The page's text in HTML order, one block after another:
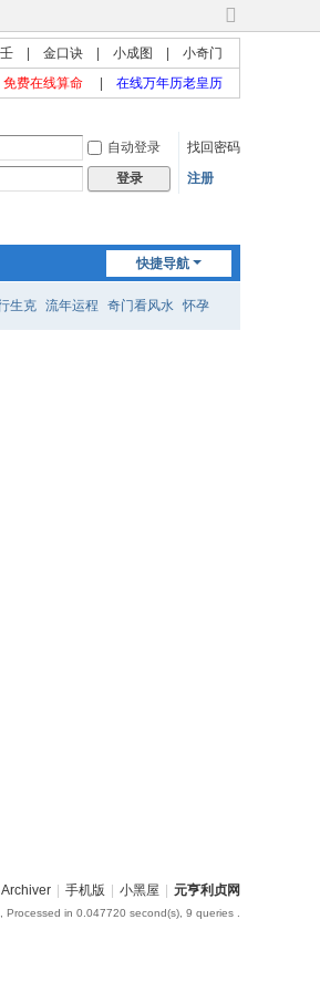
切
换
到
宽
金口诀 小成图
小奇门
免费在线算命 在线万年历老皇历
自动登录
找回密码
登录 注册
快捷导航
生克 流年运程 奇门看风水 怀孕
Archiver | 手机版 | 小黑屋 | 元亨利贞网
, Processed in 0.047720 second(s), 9 queries .